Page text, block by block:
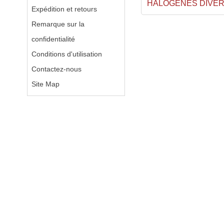
HALOGENES
Expédition et retours
Remarque sur la
confidentialité
Conditions d'utilisation
Contactez-nous
Site Map